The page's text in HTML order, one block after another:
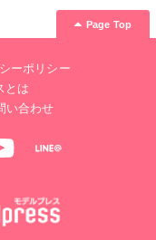
Page Top
ーポリシー
とは
い合わせ